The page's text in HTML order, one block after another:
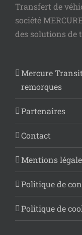
Transfert de
société
des solutions de
Mercure
remorques
Partenaires
Contact
Mentions
Politique de
Politique de